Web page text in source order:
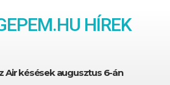
HÍREK
Air késések augusztus 6-án